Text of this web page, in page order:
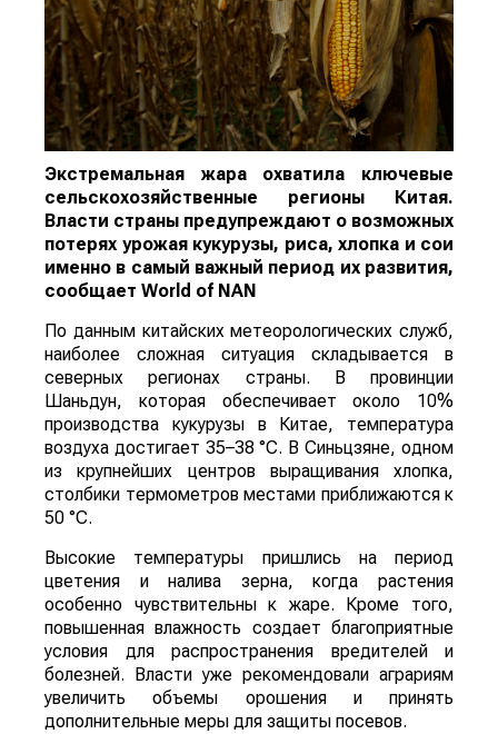
Экстремальная жара охватила ключевые
сельскохозяйственные регионы Китая.
Власти страны предупреждают о возможных
потерях урожая кукурузы, риса, хлопка и сои
именно в самый важный период их развития,
сообщает World of NAN
По данным китайских метеорологических служб,
наиболее сложная ситуация складывается в
северных регионах страны. В провинции
Шаньдун, которая обеспечивает около 10%
производства кукурузы в Китае, температура
воздуха достигает 35–38 °C. В Синьцзяне, одном
из крупнейших центров выращивания хлопка,
столбики термометров местами приближаются к
50 °C.
Высокие температуры пришлись на период
цветения и налива зерна, когда растения
особенно чувствительны к жаре. Кроме того,
повышенная влажность создает благоприятные
условия для распространения вредителей и
болезней. Власти уже рекомендовали аграриям
увеличить объемы орошения и принять
дополнительные меры для защиты посевов.